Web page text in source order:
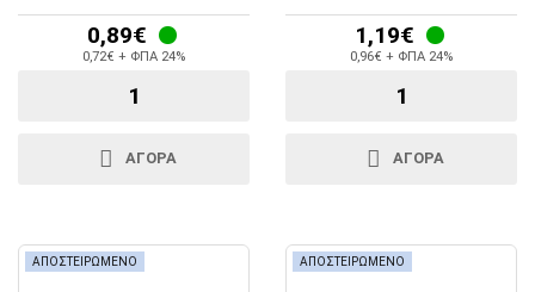
0,89€
0,72€ + ΦΠΑ 24%
ΑΓΟΡΑ
1,19€
0,96€ + ΦΠΑ 24%
ΑΓΟΡΑ
ΑΠΟΣΤΕΙΡΩΜΕΝΟ ΑΠΟΣΤΕΙΡΩΜΕΝΟ